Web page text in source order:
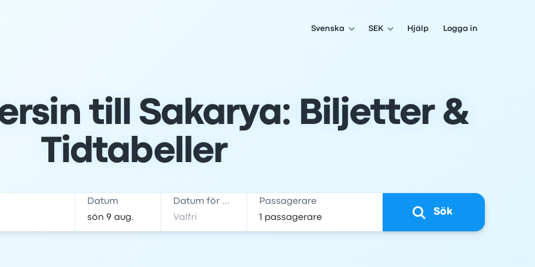
Svenska SEK Hjälp Logga in
till Sakarya: Biljetter &
Tidtabeller
Datum Datum för hemresa Passagerare
Sök